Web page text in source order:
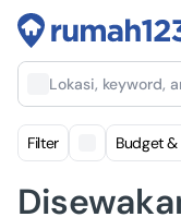
Lokasi, keyword,
Filter Budget